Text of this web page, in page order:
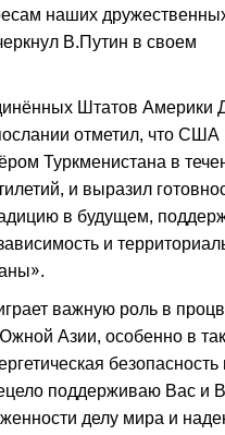
наших
В.Путин в своем
Штатов Америки
отметил, что США
Туркменистана в
и выразил
в будущем,
и
важную роль в
Азии, особенно в
безопасность
поддерживаю Вас и
делу мира и